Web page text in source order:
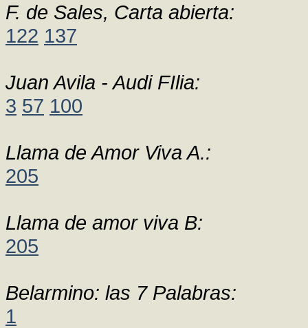
F. de Sales, Carta abierta:
122 137
Juan Avila - Audi FIlia:
3 57 100
Llama de Amor Viva A.:
205
Llama de amor viva B:
205
Belarmino: las 7 Palabras:
1